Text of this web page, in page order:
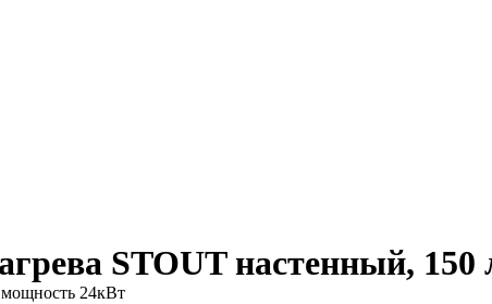
STOUT настенный,
мощность 24кВт